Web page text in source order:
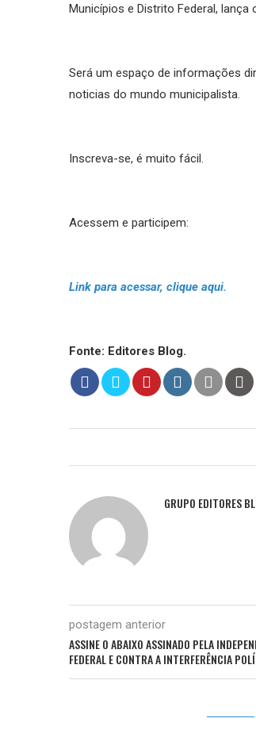
Municípios e Distrito Federal, lança
Será um espaço de informações
noticias do mundo municipalista.
Inscreva-se, é muito fácil.
Acessem e participem:
Link para acessar, clique aqui.
Fonte: Editores Blog.
GRUPO EDITORES
postagem anterior
ASSINE O ABAIXO ASSINADO PELA
FEDERAL E CONTRA A INTERFERÊNCIA